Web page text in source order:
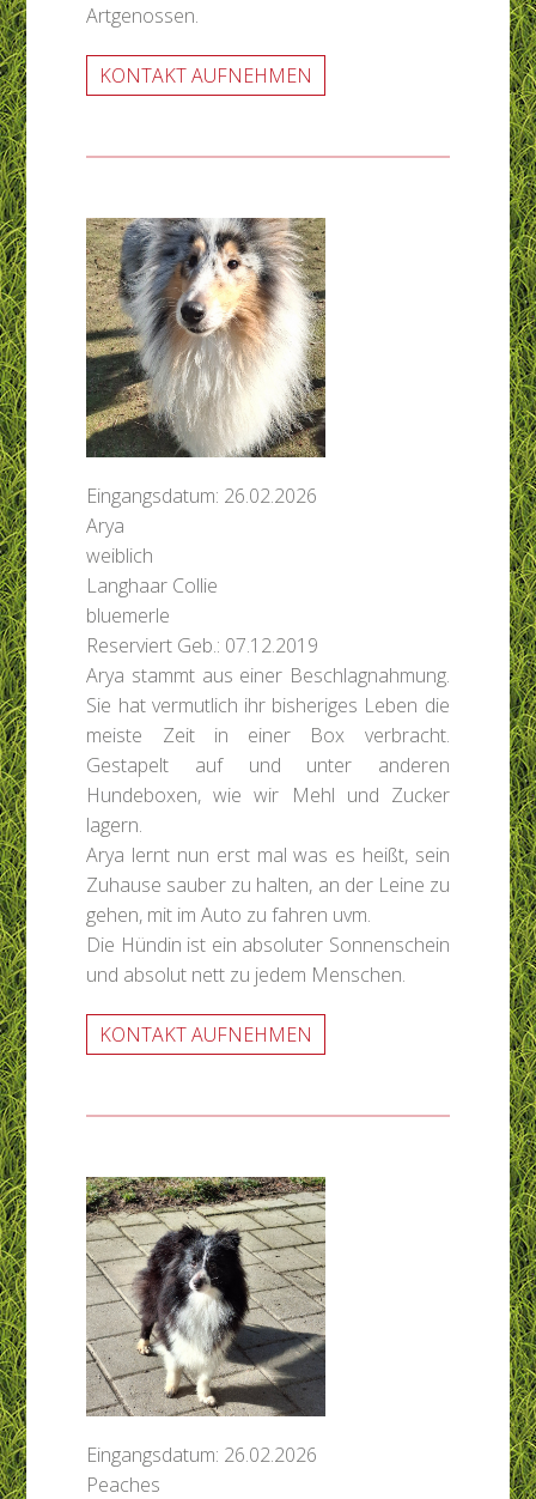
Artgenossen.
KONTAKT AUFNEHMEN
Eingangsdatum: 26.02.2026
Arya
weiblich
Langhaar Collie
bluemerle
Reserviert Geb.: 07.12.2019
Arya stammt aus einer Beschlagnahmung.
Sie hat vermutlich ihr bisheriges Leben die
meiste Zeit in einer Box verbracht.
Gestapelt auf und unter anderen
Hundeboxen, wie wir Mehl und Zucker
lagern.
Arya lernt nun erst mal was es heißt, sein
Zuhause sauber zu halten, an der Leine zu
gehen, mit im Auto zu fahren uvm.
Die Hündin ist ein absoluter Sonnenschein
und absolut nett zu jedem Menschen.
KONTAKT AUFNEHMEN
Eingangsdatum: 26.02.2026
Peaches